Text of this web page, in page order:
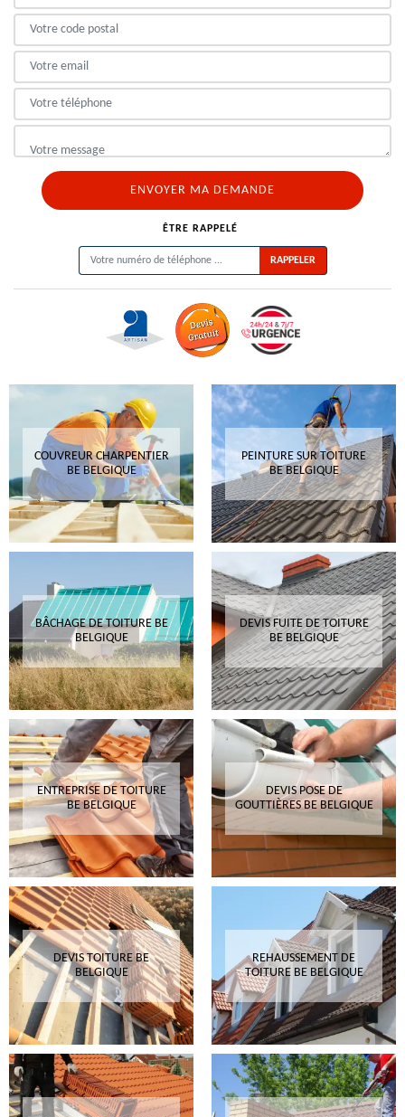
ÊTRE RAPPELÉ
COUVREUR CHARPENTIER
BE BELGIQUE
PEINTURE SUR TOITURE
BE BELGIQUE
BÂCHAGE DE TOITURE BE
BELGIQUE
DEVIS FUITE DE TOITURE
BE BELGIQUE
ENTREPRISE DE TOITURE
BE BELGIQUE
DEVIS POSE DE
GOUTTIÈRES BE BELGIQUE
DEVIS TOITURE BE
BELGIQUE
REHAUSSEMENT DE
TOITURE BE BELGIQUE